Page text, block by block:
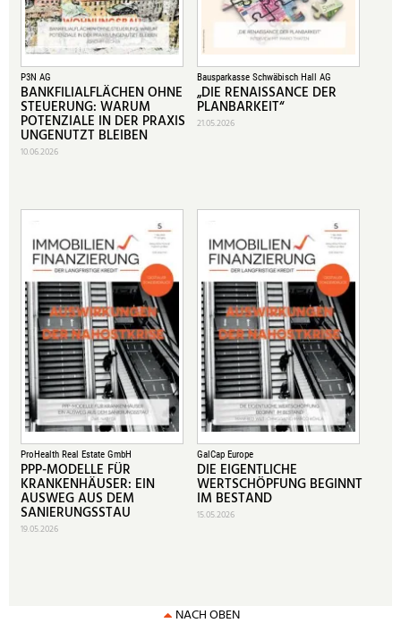
P3N AG
BANKFILIALFLÄCHEN OHNE
STEUERUNG: WARUM
POTENZIALE IN DER PRAXIS
UNGENUTZT BLEIBEN
10.06.2026
Bausparkasse Schwäbisch Hall AG
„DIE RENAISSANCE DER
PLANBARKEIT“
21.05.2026
ProHealth Real Estate GmbH
PPP-MODELLE FÜR
KRANKENHÄUSER: EIN
AUSWEG AUS DEM
SANIERUNGSSTAU
19.05.2026
GalCap Europe
DIE EIGENTLICHE
WERTSCHÖPFUNG BEGINNT
IM BESTAND
15.05.2026
NACH OBEN